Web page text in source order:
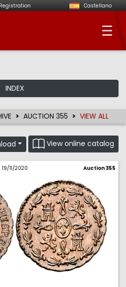
Registration Castellano
-
INDEX
AUCTION 355 VIEW ALL
View online catalog
19/11/2020 Auction 355